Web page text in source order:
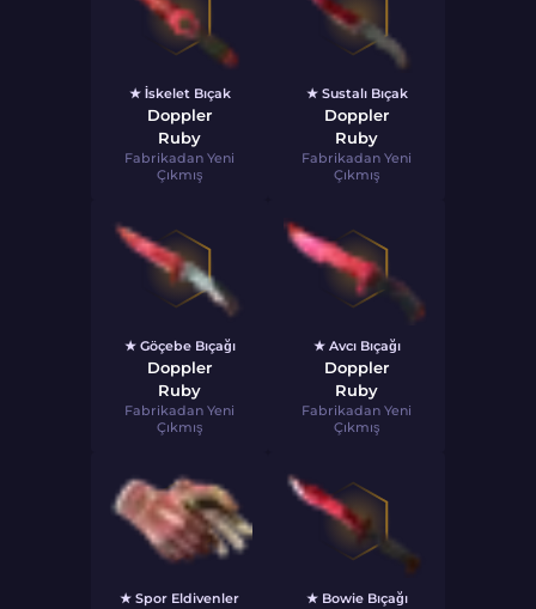
★ İskelet Bıçak
Doppler
Ruby
Fabrikadan Yeni
Çıkmış
★ Sustalı Bıçak
Doppler
Ruby
Fabrikadan Yeni
Çıkmış
★ Göçebe Bıçağı
Doppler
Ruby
Fabrikadan Yeni
Çıkmış
★ Avcı Bıçağı
Doppler
Ruby
Fabrikadan Yeni
Çıkmış
★ Spor Eldivenler ★ Bowie Bıçağı